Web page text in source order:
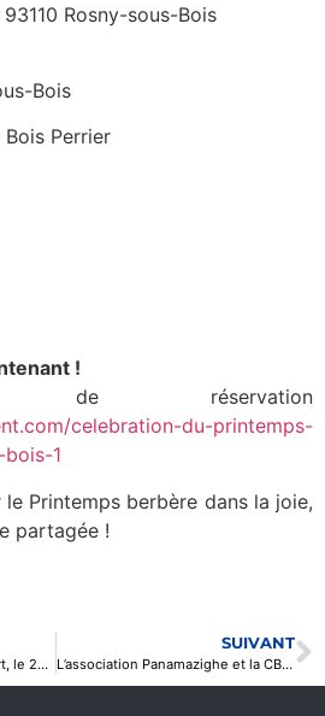
Rosny-sous-Bois
Bois
Bois Perrier
!
réservation
celebration-du-printemps-
1
Printemps berbère dans la joie,
partagée !
ZEDEK MOULOUD en concert, le 20 avril 2025, à Epinay-sur-Seine, pour soutenir l’apprentissage de la langue kabyle
SUIVANT
L’association Panamazighe et la CBF Drancy organisent la 1ère édition de Almouggar Idernan